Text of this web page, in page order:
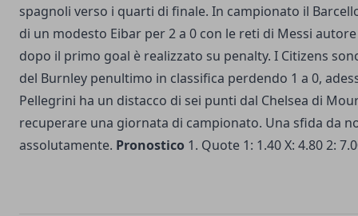
spagnoli verso i quarti di finale. In campionato il
di un modesto Eibar per 2 a 0 con le reti di Messi
dopo il primo goal è realizzato su penalty. I Citizens
del Burnley penultimo in classifica perdendo 1 a 0,
Pellegrini ha un distacco di sei punti dal Chelsea di
recuperare una giornata di campionato. Una sfida da
assolutamente. Pronostico 1. Quote 1: 1.40 X: 4.80 2: